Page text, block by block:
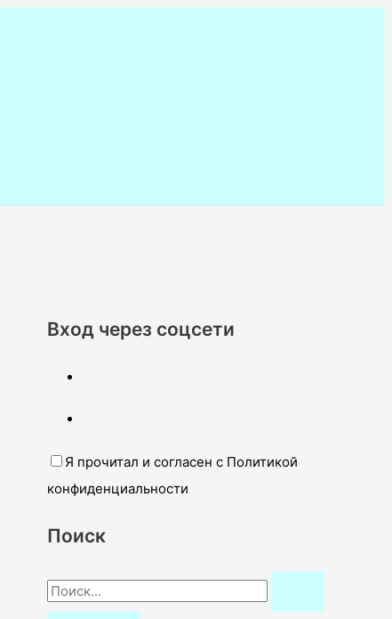
Вход через соцсети
Я прочитал и согласен с Политикой
конфиденциальности
Поиск
П
о